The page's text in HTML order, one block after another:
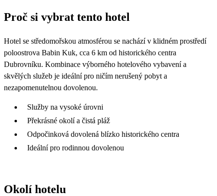
25
4 039
26 27 28
Proč si vybrat tento hotel
Hotel se středomořskou atmosférou se nachází v klidném prostředí
poloostrova Babin Kuk, cca 6 km od historického centra
Dubrovníku. Kombinace výborného hotelového vybavení a
skvělých služeb je ideální pro ničím nerušený pobyt a
nezapomenutelnou dovolenou.
Služby na vysoké úrovni
Překrásné okolí a čistá pláž
Odpočinková dovolená blízko historického centra
Ideální pro rodinnou dovolenou
Okolí hotelu